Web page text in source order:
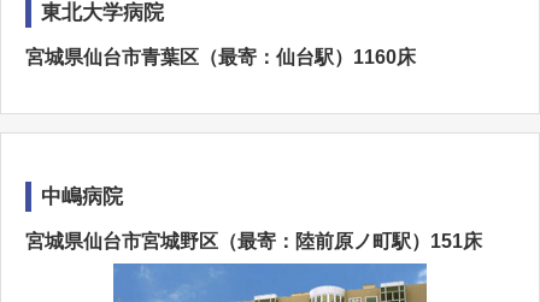
東北大学病院
宮城県仙台市青葉区（最寄：仙台駅）1160床
中嶋病院
宮城県仙台市宮城野区（最寄：陸前原ノ町駅）151床